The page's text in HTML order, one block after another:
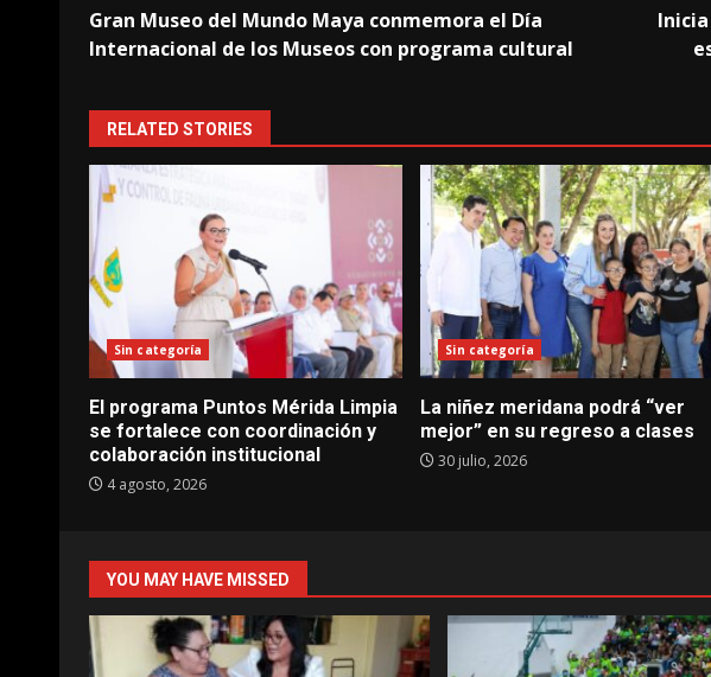
navigation
Gran Museo del Mundo Maya conmemora el Día
Internacional de los Museos con programa cultural
RELATED STORIES
Sin categoría
El programa Puntos Mérida Limpia
se fortalece con coordinación y
colaboración institucional
4 agosto, 2026
Sin categoría
La niñez meridana podrá “ver
mejor” en su regreso a clases
30 julio, 2026
YOU MAY HAVE MISSED